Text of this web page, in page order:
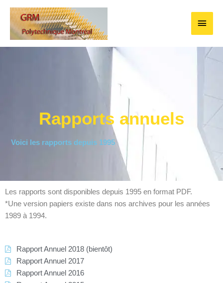
Aller
contenu
Rapports annuels
Voici les rapports depuis 1995
Les rapports sont disponibles depuis 1995 en format PDF.
*Une version papiers existe dans nos archives pour les années
1989 à 1994.
Rapport Annuel 2018 (bientôt)
Rapport Annuel 2017
Rapport Annuel 2016